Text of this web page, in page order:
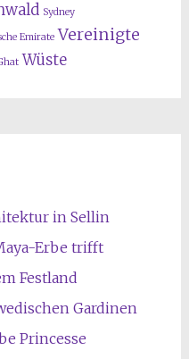
Sydney
Emirate Vereinigte
Wüste
in Sellin
Erbe trifft
Festland
Gardinen
Princesse